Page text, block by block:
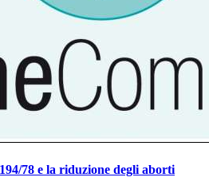
78 e la riduzione degli aborti